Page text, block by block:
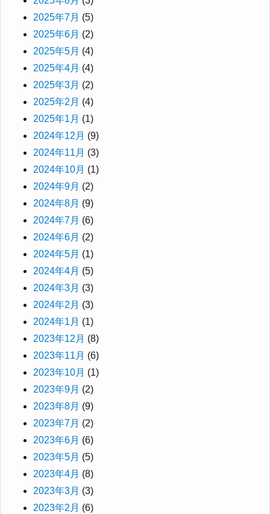
2025年7月 (5)
2025年6月 (2)
2025年5月 (4)
2025年4月 (4)
2025年3月 (2)
2025年2月 (4)
2025年1月 (1)
2024年12月 (9)
2024年11月 (3)
2024年10月 (1)
2024年9月 (2)
2024年8月 (9)
2024年7月 (6)
2024年6月 (2)
2024年5月 (1)
2024年4月 (5)
2024年3月 (3)
2024年2月 (3)
2024年1月 (1)
2023年12月 (8)
2023年11月 (6)
2023年10月 (1)
2023年9月 (2)
2023年8月 (9)
2023年7月 (2)
2023年6月 (6)
2023年5月 (5)
2023年4月 (8)
2023年3月 (3)
2023年2月 (6)